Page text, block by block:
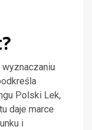
Polski Lek,
daje marce
i